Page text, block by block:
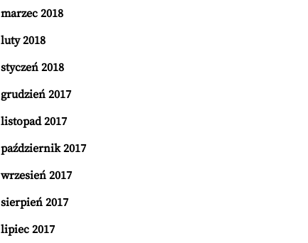
marzec 2018
luty 2018
styczeń 2018
grudzień 2017
listopad 2017
październik 2017
wrzesień 2017
sierpień 2017
lipiec 2017